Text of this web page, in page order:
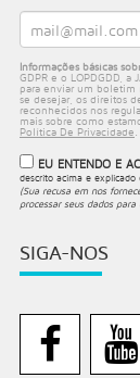
Informações básicas
GDPR e o LOPDGDD, a
para enviar um boletim
se desejar, os direitos
reconhecidos nos
mais sobre como
Política De Privacidade
EU ENTENDO E
descrito acima e
(Sua recusa em nos
processar seus dados
SIGA-NOS